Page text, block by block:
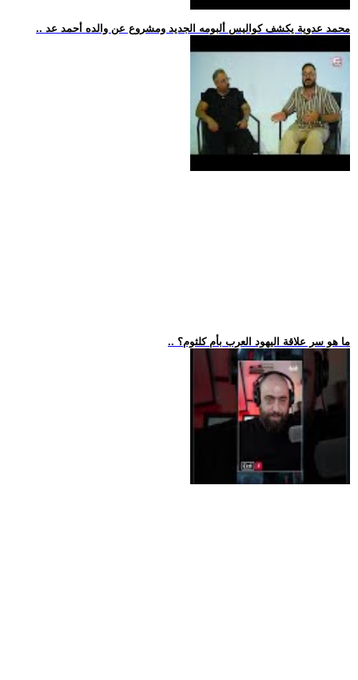
.. محمد عدوية يكشف كواليس ألبومه الجديد ومشروع عن والده أحمد عد
.. ما هو سر علاقة اليهود العرب بأم كلثوم؟